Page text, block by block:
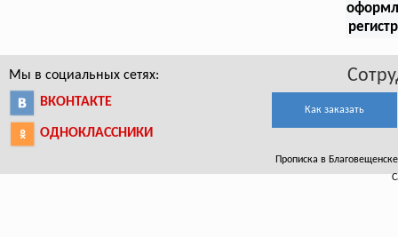
Мы в социальных сетях:
ВКОНТАКТЕ
ОДНОКЛАССНИКИ
Как заказать
Прописка в